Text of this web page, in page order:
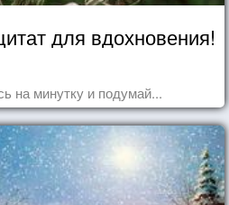
для вдохновения!
на минутку и подумай...